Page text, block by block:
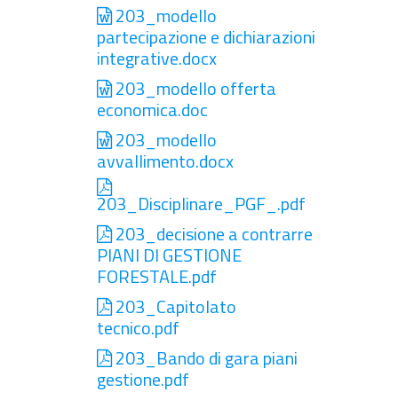
203_modello
partecipazione e dichiarazioni
integrative.docx
203_modello offerta
economica.doc
203_modello
avvallimento.docx
203_Disciplinare_PGF_.pdf
203_decisione a contrarre
PIANI DI GESTIONE
FORESTALE.pdf
203_Capitolato
tecnico.pdf
203_Bando di gara piani
gestione.pdf